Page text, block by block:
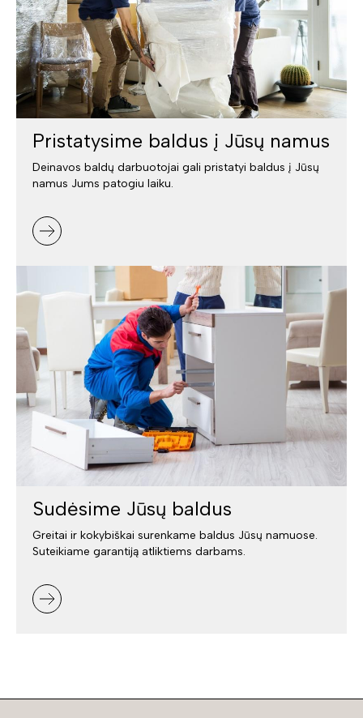
Pristatysime baldus į Jūsų namus
Deinavos baldų darbuotojai gali pristatyi baldus į Jūsų
namus Jums patogiu laiku.
Sudėsime Jūsų baldus
Greitai ir kokybiškai surenkame baldus Jūsų namuose.
Suteikiame garantiją atliktiems darbams.